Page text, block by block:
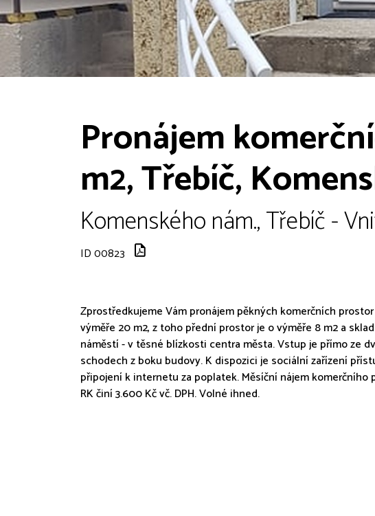
Pronájem
m2, Třebíč,
Komenského nám., Třebíč -
ID 00823
Zprostředkujeme Vám pronájem pěkných komerčních
výměře 20 m2, z toho přední prostor je o výměře 8 m2 a
náměstí - v těsné blízkosti centra města. Vstup je přímo ze
schodech z boku budovy. K dispozici je sociální zařízení
připojení k internetu za poplatek. Měsíční nájem komerčního
RK činí 3.600 Kč vč. DPH. Volné ihned.